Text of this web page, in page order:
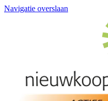
Navigatie overslaan